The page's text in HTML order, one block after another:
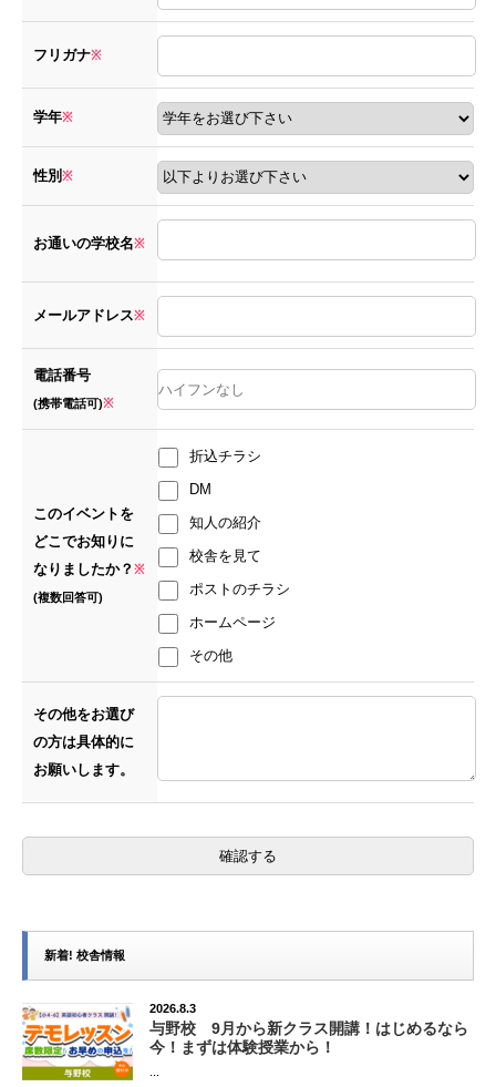
フリガナ※
学年※
性別 ※
お通いの学校名※
メールアドレス※
電話番号
(携帯電話可)※
このイベントを
どこでお知りに
なりましたか？ ※
(複数回答可)
折込チラシ
DM
知人の紹介
校舎を見て
ポストのチラシ
ホームページ
その他
その他をお選び
の方は具体的に
お願いします。
新着! 校舎情報
2026.8.3
与野校 9月から新クラス開講！はじめるなら
今！まずは体験授業から！